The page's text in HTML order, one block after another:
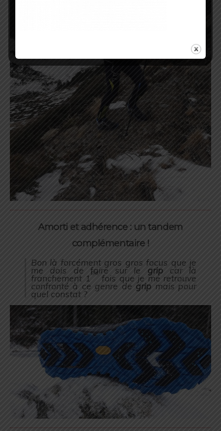
Amorti et adhérence : un tandem
complémentaire !
Bon là forcément gros gros focus que je
me dois de faire sur le gripcar là
franchement 1
ère
fois que je me retrouve
confronté à ce genre de grip mais pour
quel constat ?